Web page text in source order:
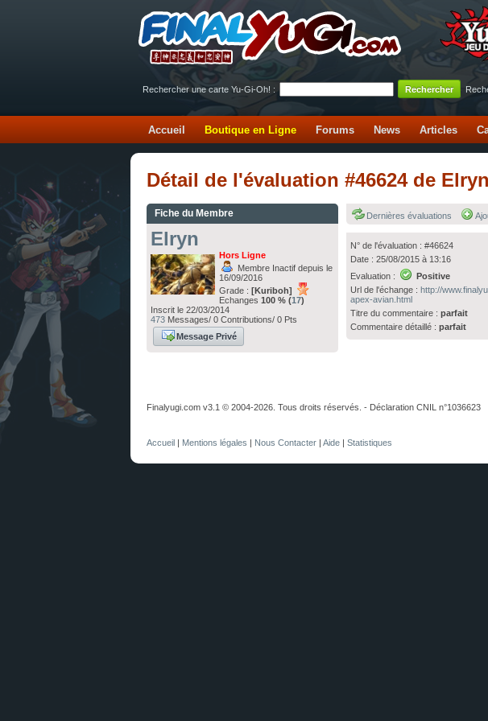
Rechercher une carte Yu-Gi-Oh! :
Accueil Boutique en Ligne Forums News Articles
Détail de l'évaluation #46624 de
Fiche du Membre
Elryn
Hors Ligne
Membre Inactif depuis le
16/09/2016
Grade : [Kuriboh]
Echanges 100 % (17)
Inscrit le 22/03/2014
473 Messages/ 0 Contributions/ 0 Pts
Message Privé
Dernières évaluations
N° de l'évaluation : #46624
Date : 25/08/2015 à 13:16
Evaluation :
Positive
Url de l'échange : http://
apex-avian.html
Titre du commentaire : parfait
Commentaire détaillé : parfait
Finalyugi.com v3.1 © 2004-2026. Tous droits réservés. - Déclaration CNIL n°1036623
Accueil | Mentions légales | Nous Contacter | Aide | Statistiques